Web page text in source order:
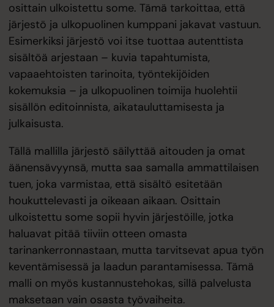
osittain ulkoistettu some. Tämä tarkoittaa, että
järjestö ja ulkopuolinen kumppani jakavat vastuun.
Esimerkiksi järjestö voi itse tuottaa autenttista
sisältöä arjestaan – kuvia tapahtumista,
vapaaehtoisten tarinoita, työntekijöiden
kokemuksia – ja ulkopuolinen toimija huolehtii
sisällön editoinnista, aikatauluttamisesta ja
julkaisusta.
Tällä mallilla järjestö säilyttää aitouden ja omat
äänensävyynsä, mutta saa samalla ammattilaisen
tuen, joka varmistaa, että sisältö esitetään
houkuttelevasti ja oikeaan aikaan. Osittain
ulkoistettu some sopii hyvin järjestöille, jotka
haluavat pitää tiiviin otteen omasta
tarinankerronnastaan, mutta tarvitsevat apua työn
keventämisessä ja laadun parantamisessa. Tämä
malli on myös kustannustehokas, sillä palvelusta
maksetaan vain osasta työvaiheita.